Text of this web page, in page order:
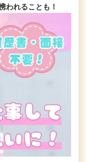
われることも！